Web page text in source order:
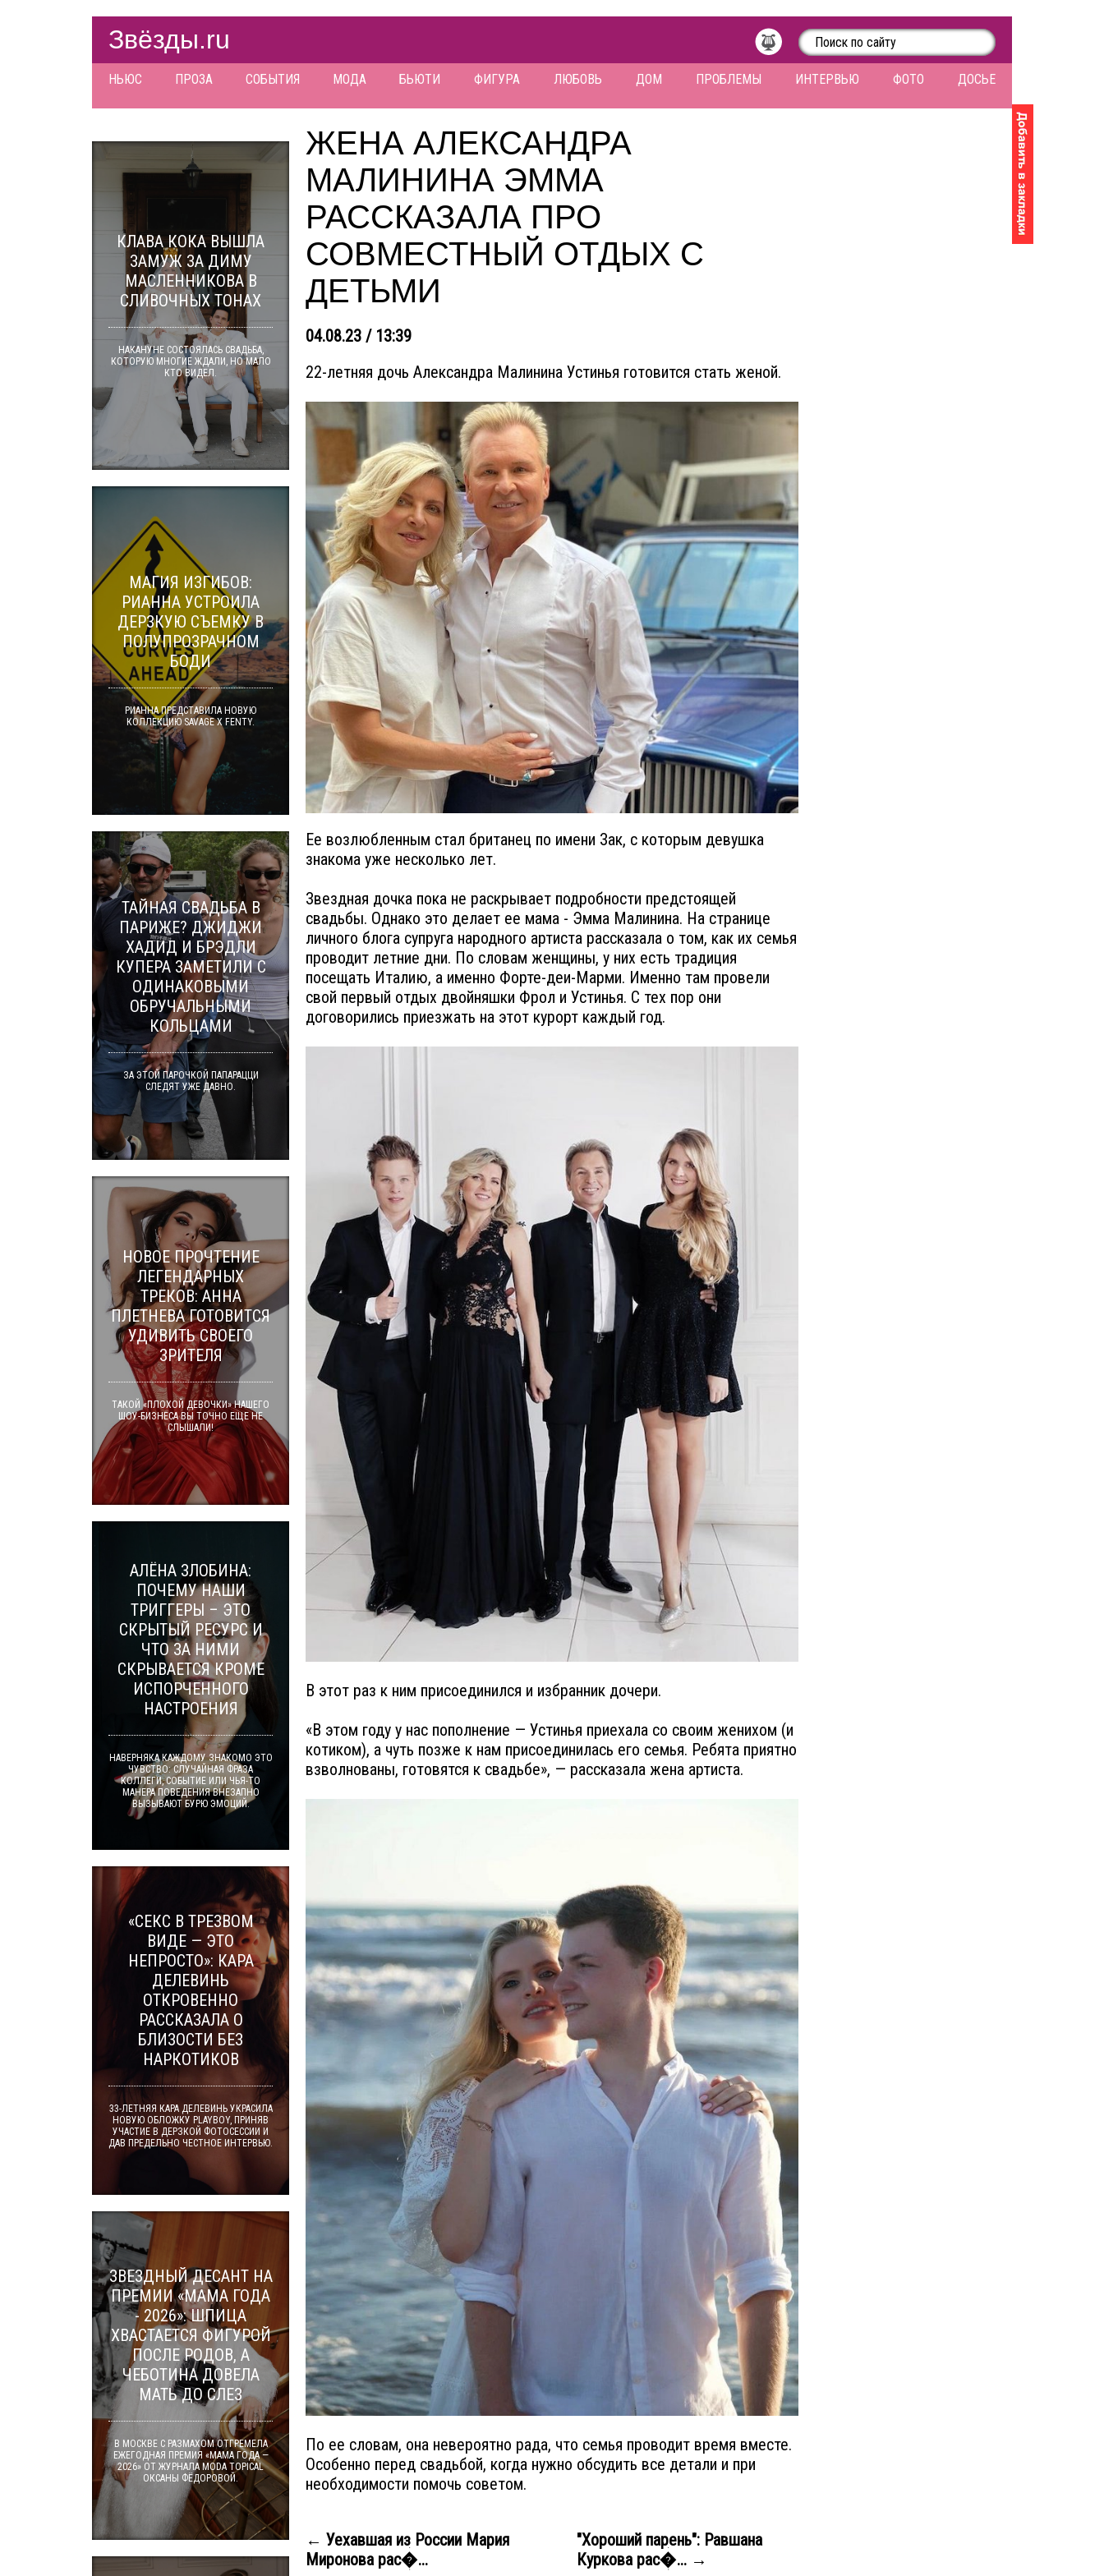
Звёзды.ru
НЬЮС ПРОЗА СОБЫТИЯ МОДА БЬЮТИ ФИГУРА ЛЮБОВЬ ДОМ ПРОБЛЕМЫ ИНТЕРВЬЮ ФОТО ДОСЬЕ
ЖЕНА АЛЕКСАНДРА
МАЛИНИНА ЭММА
РАССКАЗАЛА ПРО
СОВМЕСТНЫЙ ОТДЫХ С
ДЕТЬМИ
04.08.23 / 13:39
22-летняя дочь Александра Малинина Устинья готовится стать женой.
Ее возлюбленным стал британец по имени Зак, с которым девушка
знакома уже несколько лет.
Звездная дочка пока не раскрывает подробности предстоящей
свадьбы. Однако это делает ее мама - Эмма Малинина. На странице
личного блога супруга народного артиста рассказала о том, как их семья
проводит летние дни. По словам женщины, у них есть традиция
посещать Италию, а именно Форте-деи-Марми. Именно там провели
свой первый отдых двойняшки Фрол и Устинья. С тех пор они
договорились приезжать на этот курорт каждый год.
В этот раз к ним присоединился и избранник дочери.
«В этом году у нас пополнение — Устинья приехала со своим женихом (и
котиком), а чуть позже к нам присоединилась его семья. Ребята приятно
взволнованы, готовятся к свадьбе», — рассказала жена артиста.
По ее словам, она невероятно рада, что семья проводит время вместе.
Особенно перед свадьбой, когда нужно обсудить все детали и при
необходимости помочь советом.
← Уехавшая из России Мария
Миронова рас�...
"Хороший парень": Равшана
Куркова рас�... →
КЛАВА КОКА ВЫШЛА
ЗАМУЖ ЗА ДИМУ
МАСЛЕННИКОВА В
СЛИВОЧНЫХ ТОНАХ
НАКАНУНЕ СОСТОЯЛАСЬ СВАДЬБА,
КОТОРУЮ МНОГИЕ ЖДАЛИ, НО МАЛО
КТО ВИДЕЛ.
МАГИЯ ИЗГИБОВ:
РИАННА УСТРОИЛА
ДЕРЗКУЮ СЪЕМКУ В
ПОЛУПРОЗРАЧНОМ
БОДИ
РИАННА ПРЕДСТАВИЛА НОВУЮ
КОЛЛЕКЦИЮ SAVAGE X FENTY.
ТАЙНАЯ СВАДЬБА В
ПАРИЖЕ? ДЖИДЖИ
ХАДИД И БРЭДЛИ
КУПЕРА ЗАМЕТИЛИ С
ОДИНАКОВЫМИ
ОБРУЧАЛЬНЫМИ
КОЛЬЦАМИ
ЗА ЭТОЙ ПАРОЧКОЙ ПАПАРАЦЦИ
СЛЕДЯТ УЖЕ ДАВНО.
НОВОЕ ПРОЧТЕНИЕ
ЛЕГЕНДАРНЫХ
ТРЕКОВ: АННА
ПЛЕТНЕВА ГОТОВИТСЯ
УДИВИТЬ СВОЕГО
ЗРИТЕЛЯ
ТАКОЙ «ПЛОХОЙ ДЕВОЧКИ» НАШЕГО
ШОУ-БИЗНЕСА ВЫ ТОЧНО ЕЩЕ НЕ
СЛЫШАЛИ!
АЛЁНА ЗЛОБИНА:
ПОЧЕМУ НАШИ
ТРИГГЕРЫ – ЭТО
СКРЫТЫЙ РЕСУРС И
ЧТО ЗА НИМИ
СКРЫВАЕТСЯ КРОМЕ
ИСПОРЧЕННОГО
НАСТРОЕНИЯ
НАВЕРНЯКА КАЖДОМУ ЗНАКОМО ЭТО
ЧУВСТВО: СЛУЧАЙНАЯ ФРАЗА
КОЛЛЕГИ, СОБЫТИЕ ИЛИ ЧЬЯ-ТО
МАНЕРА ПОВЕДЕНИЯ ВНЕЗАПНО
ВЫЗЫВАЮТ БУРЮ ЭМОЦИЙ.
«СЕКС В ТРЕЗВОМ
ВИДЕ — ЭТО
НЕПРОСТО»: КАРА
ДЕЛЕВИНЬ
ОТКРОВЕННО
РАССКАЗАЛА О
БЛИЗОСТИ БЕЗ
НАРКОТИКОВ
33-ЛЕТНЯЯ КАРА ДЕЛЕВИНЬ УКРАСИЛА
НОВУЮ ОБЛОЖКУ PLAYBOY, ПРИНЯВ
УЧАСТИЕ В ДЕРЗКОЙ ФОТОСЕССИИ И
ДАВ ПРЕДЕЛЬНО ЧЕСТНОЕ ИНТЕРВЬЮ.
ЗВЕЗДНЫЙ ДЕСАНТ НА
ПРЕМИИ «МАМА ГОДА
- 2026»: ШПИЦА
ХВАСТАЕТСЯ ФИГУРОЙ
ПОСЛЕ РОДОВ, А
ЧЕБОТИНА ДОВЕЛА
МАТЬ ДО СЛЕЗ
В МОСКВЕ С РАЗМАХОМ ОТГРЕМЕЛА
ЕЖЕГОДНАЯ ПРЕМИЯ «МАМА ГОДА —
2026» ОТ ЖУРНАЛА MODA TOPICAL
ОКСАНЫ ФЁДОРОВОЙ.